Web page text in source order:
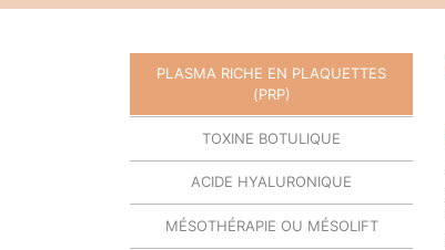
PLASMA RICHE EN PLAQUETTES
(PRP)
TOXINE BOTULIQUE
ACIDE HYALURONIQUE
MÉSOTHÉRAPIE OU MÉSOLIFT